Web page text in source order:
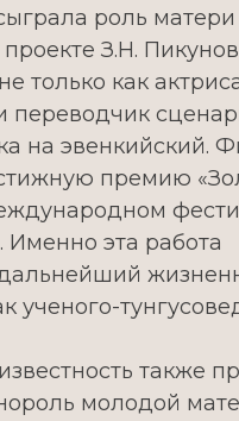
роль матери
З.Н.
только как
переводчик
на эвенкийский.
премию
эта работа
ученого-
также
молодой